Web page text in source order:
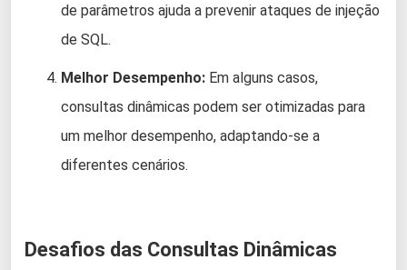
de parâmetros ajuda a prevenir ataques de injeção
de SQL.
Melhor Desempenho: Em alguns casos,
consultas dinâmicas podem ser otimizadas para
um melhor desempenho, adaptando-se a
diferentes cenários.
Desafios das Consultas Dinâmicas